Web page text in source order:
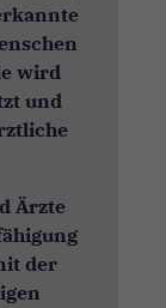
wird
und
Ärzte
der